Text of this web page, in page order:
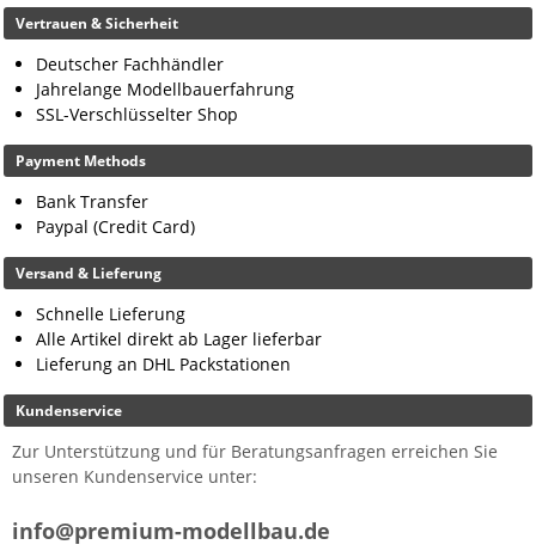
Vertrauen & Sicherheit
Deutscher Fachhändler
Jahrelange Modellbauerfahrung
SSL-Verschlüsselter Shop
Payment Methods
Bank Transfer
Paypal (Credit Card)
Versand & Lieferung
Schnelle Lieferung
Alle Artikel direkt ab Lager lieferbar
Lieferung an DHL Packstationen
Kundenservice
Zur Unterstützung und für Beratungsanfragen erreichen Sie
unseren Kundenservice unter:
info@premium-modellbau.de